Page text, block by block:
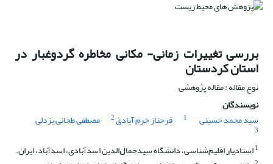
بررسی تغییرات زمانی- مکانی مخاطره گردوغبار در
استان کردستان
نوع مقاله : مقاله پژوهشی
نویسندگان
سید محمد حسینی
1 فرحناز خرم آبادی2 مصطفی طحانی یزدلی
3
1استادیار اقلیم‌‌شناسی، دانشگاه سیدجمال‌الدین اسدآبادی، اسدآباد، ایران.